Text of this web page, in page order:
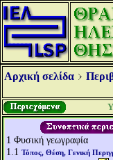
Αρχική σελίδα
1 Φυσική γεωγραφία
1.1 Τόπος, Θέση, Γενική